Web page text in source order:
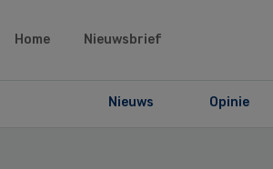
Home Nieuwsbrief
Nieuws Opinie